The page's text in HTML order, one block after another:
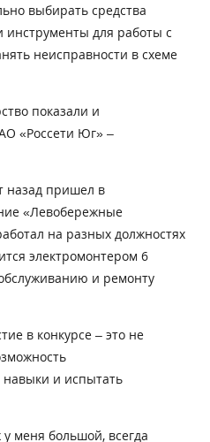
выбирать средства
для работы с
неисправности в схеме
показали и
«Россети Юг» –
назад пришел в
«Левобережные
на разных должностях
электромонтером 6
и ремонту
в конкурсе – это не
навыки и испытать
меня большой, всегда